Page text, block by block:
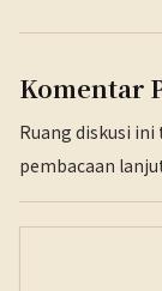
Komentar
Ruang diskusi
pembacaan